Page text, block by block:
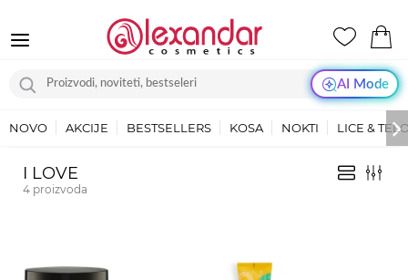
AI Mode
NOVO AKCIJE BESTSELLERS KOSA NOKTI LICE &
I LOVE
4 proizvoda